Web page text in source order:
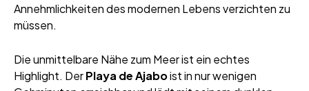
Annehmlichkeiten des modernen Lebens verzichten zu
müssen.
Die unmittelbare Nähe zum Meer ist ein echtes
Highlight. DerPlaya de Ajaboist in nur wenigen